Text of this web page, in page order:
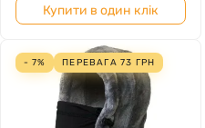
Купити в один клік
- 7% ПЕРЕВАГА73 ГРН